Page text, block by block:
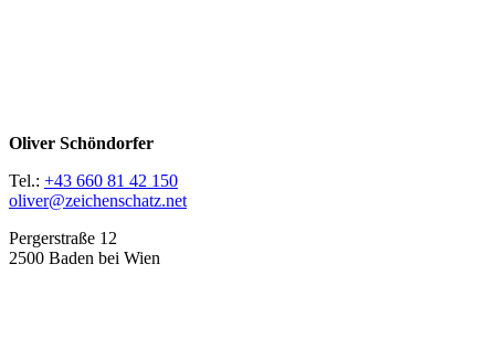
Oliver Schöndorfer
Tel.: +43 660 81 42 150
oliver@zeichenschatz.net
Pergerstraße 12
2500 Baden bei Wien